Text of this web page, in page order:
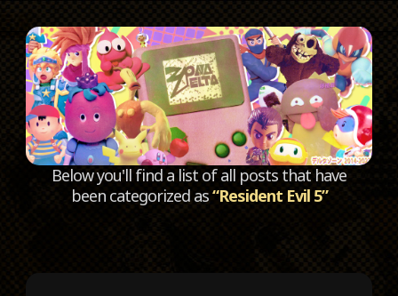
Below you'll find a list of all posts that have
been categorized as“Resident Evil 5”